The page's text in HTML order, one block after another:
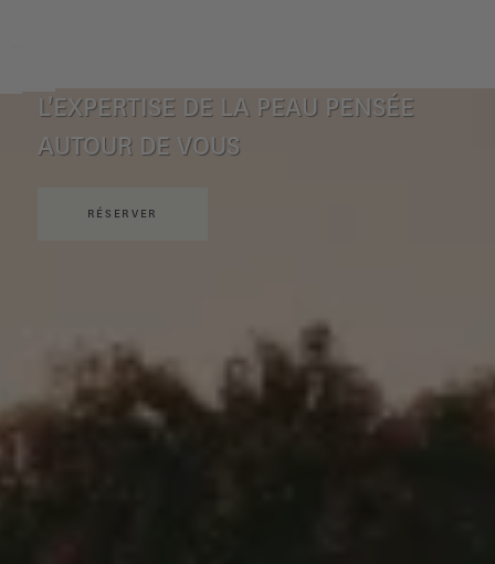
L'EXPERTISE DE LA PEAU PENSÉE
AUTOUR DE VOUS
RÉSERVER